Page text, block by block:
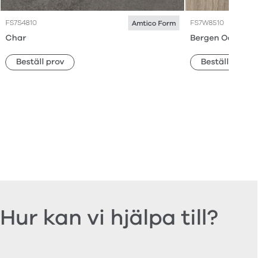
FS7S4810 Amtico Form
Char
Beställ prov
FS7W8510
Bergen Oak
Beställ prov
Hur kan vi hjälpa till?